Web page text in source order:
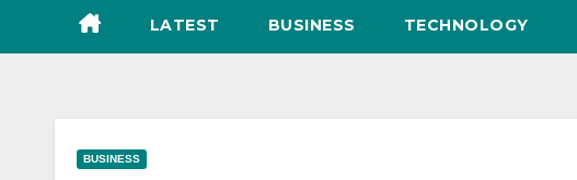
LATEST BUSINESS TECHNOLOGY
BUSINESS